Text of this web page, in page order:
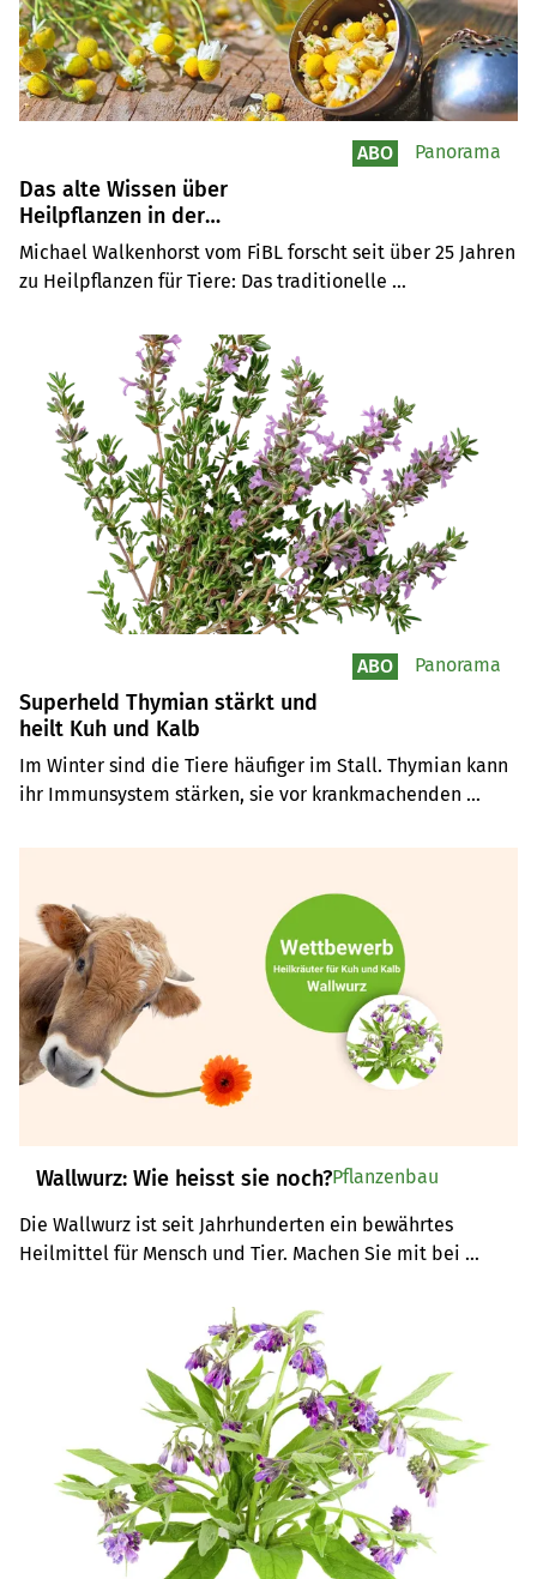
Das alte Wissen über
Heilpflanzen in der
Landwirtschaft nutzen
Michael Walkenhorst vom FiBL forscht seit über 25 Jahren
zu Heilpflanzen für Tiere: Das traditionelle
Tiere mit Kräutern, sei eine vertrauensvolle
Zusammenarbeit mit dem Tierarzt wichtig.
ABO Panorama
Superheld Thymian stärkt und
heilt Kuh und Kalb
Im Winter sind die Tiere häufiger im Stall. Thymian kann
ihr Immunsystem stärken, sie vor krankmachenden
und Kalb die Dämpfe inhalieren.
ABO Panorama
Wallwurz: Wie heisst sie noch?
Die Wallwurz ist seit Jahrhunderten ein bewährtes
Heilmittel für Mensch und Tier. Machen Sie mit bei
Pflegepaket von üsi drogerie.
Pflanzenbau